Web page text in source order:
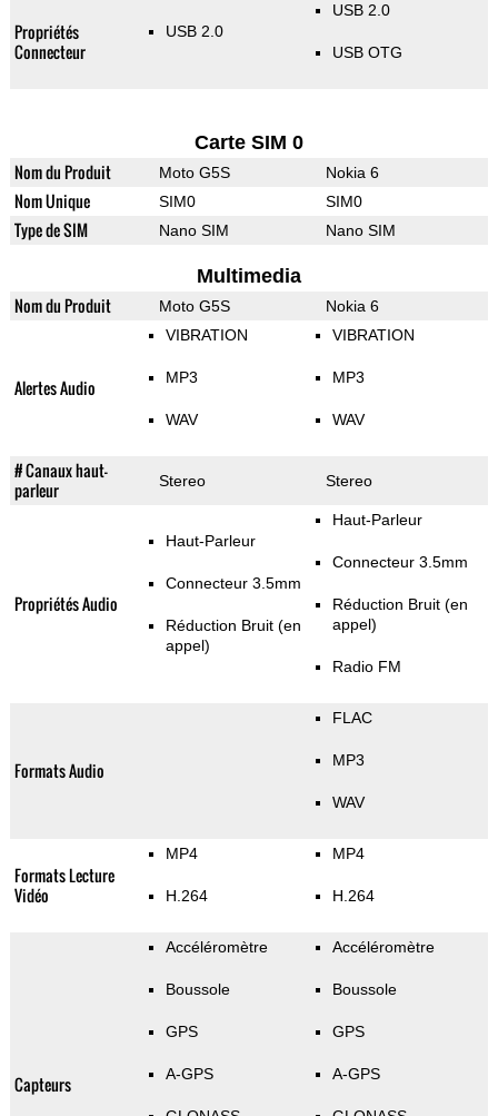
Propriétés
Connecteur
USB 2.0
USB 2.0
USB OTG
Carte SIM 0
Nom du Produit Moto G5S Nokia 6
Nom Unique SIM0 SIM0
Type de SIM Nano SIM Nano SIM
Multimedia
Nom du Produit Moto G5S Nokia 6
Alertes Audio
VIBRATION
MP3
WAV
VIBRATION
MP3
WAV
# Canaux haut-
parleur
Stereo Stereo
Propriétés Audio
Haut-Parleur
Connecteur 3.5mm
Réduction Bruit (en
appel)
Haut-Parleur
Connecteur 3.5mm
Réduction Bruit (en
appel)
Radio FM
Formats Audio
FLAC
MP3
WAV
Formats Lecture
Vidéo
MP4
H.264
MP4
H.264
Capteurs
Accéléromètre
Boussole
GPS
A-GPS
Accéléromètre
Boussole
GPS
A-GPS